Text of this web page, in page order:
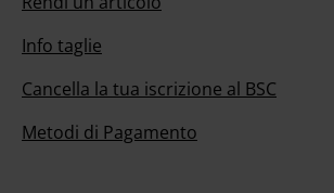
Info taglie
Cancella la tua iscrizione al BSC
Metodi di Pagamento